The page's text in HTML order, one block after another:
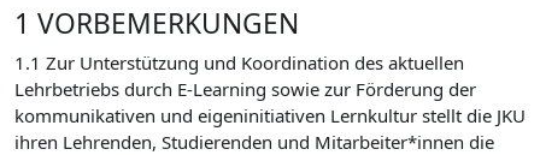
1 VORBEMERKUNGEN
1.1 Zur Unterstützung und Koordination des aktuellen
Lehrbetriebs durch E-Learning sowie zur Förderung der
kommunikativen und eigeninitiativen Lernkultur stellt die JKU
ihren Lehrenden, Studierenden und Mitarbeiter*innen die